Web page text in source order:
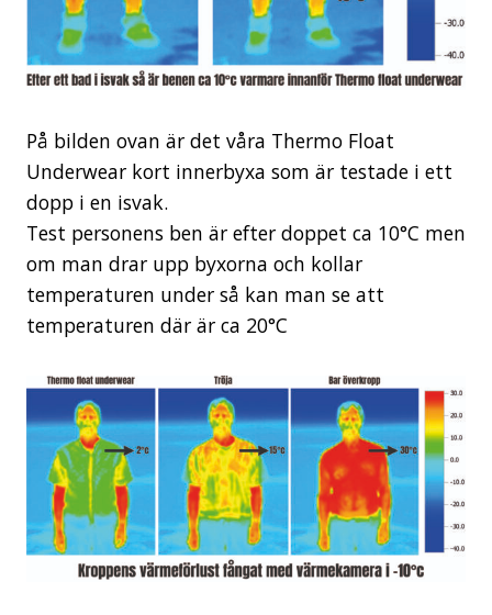
På bilden ovan är det våra Thermo Float
Underwear kort innerbyxa som är testade i ett
dopp i en isvak.
Test personens ben är efter doppet ca 10°C men
om man drar upp byxorna och kollar
temperaturen under så kan man se att
temperaturen där är ca 20°C